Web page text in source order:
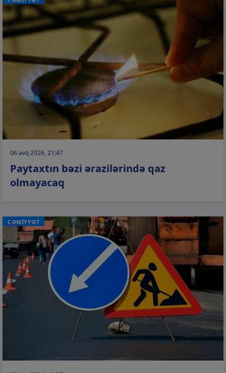
06 avq 2026, 21:47
Paytaxtın bəzi ərazilərində qaz
olmayacaq
CƏMİYYƏT